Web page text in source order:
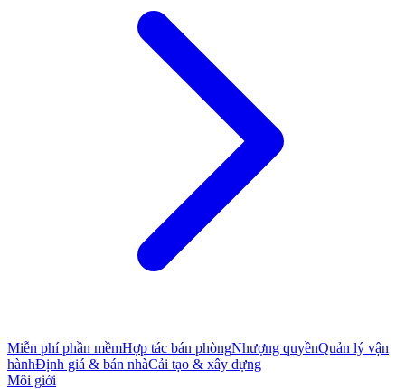
Miễn phí phần mềmHợp tác bán phòngNhượng quyềnQuản lý vận
hànhĐịnh giá & bán nhàCải tạo & xây dựng
Môi giới